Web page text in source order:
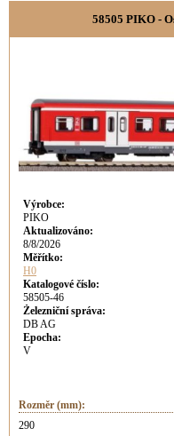
58505 PIKO -
Výrobce:
PIKO
Aktualizováno:
8/8/2026
Měřítko:
H0
Katalogové číslo:
58505-46
Železniční správa:
DB AG
Epocha:
V
Rozměr (mm):
290